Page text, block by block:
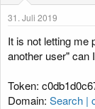
n
31. Juli 2019
It is not letting me
another user" can
Token:
Domain: Search |